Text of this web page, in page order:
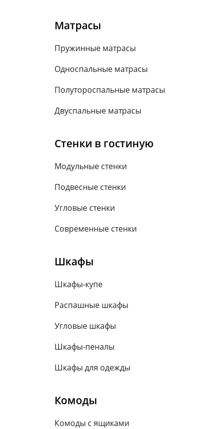
Матрасы
Пружинные матрасы
Односпальные матрасы
Полутороспальные матрасы
Двуспальные матрасы
Стенки в гостиную
Модульные стенки
Подвесные стенки
Угловые стенки
Современные стенки
Шкафы
Шкафы-купе
Распашные шкафы
Угловые шкафы
Шкафы-пеналы
Шкафы для одежды
Комоды
Комоды с ящиками